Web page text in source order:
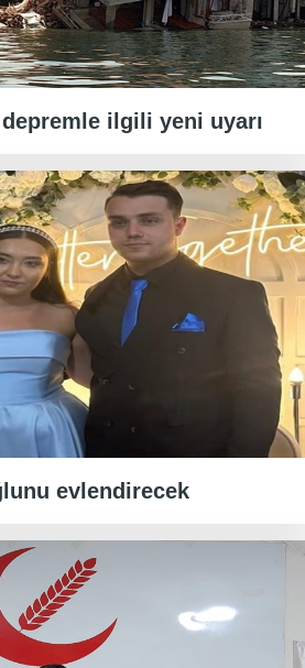
ilgili yeni uyarı
evlendirecek